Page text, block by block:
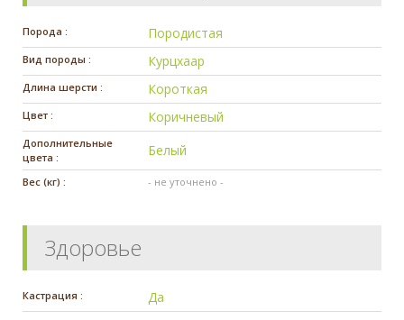
Порода : Породистая
Вид породы : Курцхаар
Длина шерсти : Короткая
Цвет : Коричневый
Дополнительные
цвета :
Белый
Вес (кг) : - не уточнено -
Здоровье
Кастрация : Да